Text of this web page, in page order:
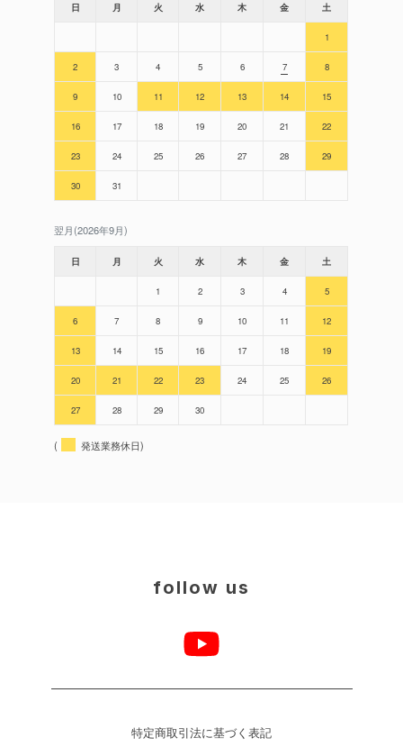
日 月 火 水 木 金 土
1
2 3 4 5 6 7 8
9 10 11 12 13 14 15
16 17 18 19 20 21 22
23 24 25 26 27 28 29
30 31
翌月(2026年9月)
日 月 火 水 木 金 土
1 2 3 4 5
6 7 8 9 10 11 12
13 14 15 16 17 18 19
20 21 22 23 24 25 26
27 28 29 30
( 発送業務休日)
follow us
特定商取引法に基づく表記